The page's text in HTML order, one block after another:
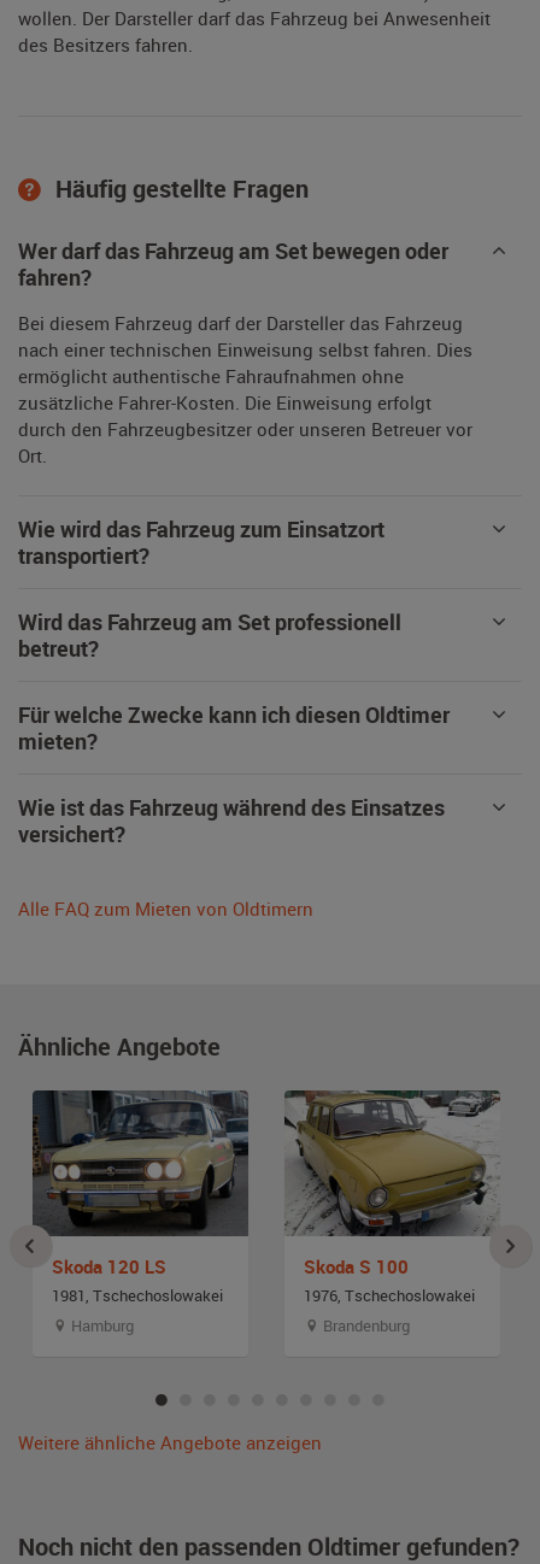
wollen. Der Darsteller darf das Fahrzeug bei Anwesenheit
des Besitzers fahren.
Häufig gestellte Fragen
Wer darf das Fahrzeug am Set bewegen oder
fahren?
Bei diesem Fahrzeug darf der Darsteller das Fahrzeug
nach einer technischen Einweisung selbst fahren. Dies
ermöglicht authentische Fahraufnahmen ohne
zusätzliche Fahrer-Kosten. Die Einweisung erfolgt
durch den Fahrzeugbesitzer oder unseren Betreuer vor
Ort.
Wie wird das Fahrzeug zum Einsatzort
transportiert?
Wird das Fahrzeug am Set professionell
betreut?
Für welche Zwecke kann ich diesen Oldtimer
mieten?
Wie ist das Fahrzeug während des Einsatzes
versichert?
Alle FAQ zum Mieten von Oldtimern
Ähnliche Angebote
Skoda 120 LS
1981, Tschechoslowakei
Hamburg
Skoda S 100
1976, Tschechoslowakei
Brandenburg
Weitere ähnliche Angebote anzeigen
Noch nicht den passenden Oldtimer gefunden?